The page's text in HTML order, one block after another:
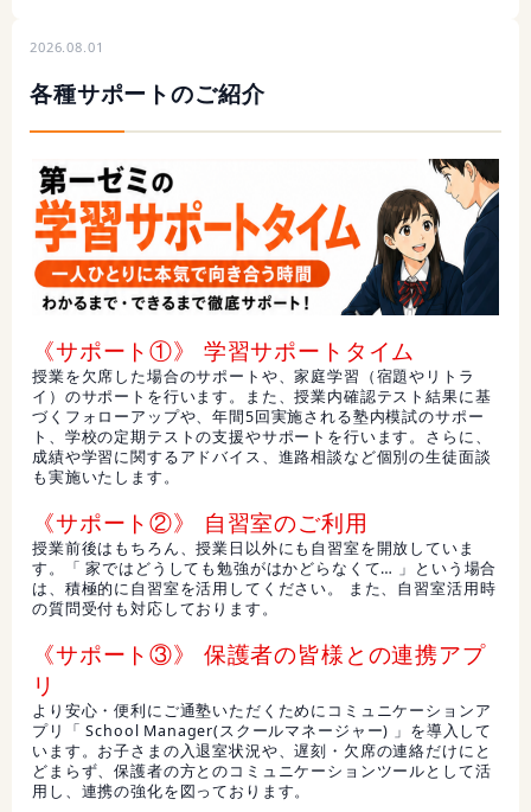
2026.08.01
各種サポートのご紹介
《サポート①》 学習サポートタイム
授業を欠席した場合のサポートや、家庭学習（宿題やリトラ
イ）のサポートを行います。また、授業内確認テスト結果に基
づくフォローアップや、年間5回実施される塾内模試のサポー
ト、学校の定期テストの支援やサポートを行います。さらに、
成績や学習に関するアドバイス、進路相談など個別の生徒面談
も実施いたします。
《サポート②》 自習室のご利用
授業前後はもちろん、授業日以外にも自習室を開放していま
す。「 家ではどうしても勉強がはかどらなくて… 」という場合
は、積極的に自習室を活用してください。 また、自習室活用時
の質問受付も対応しております。
《サポート③》 保護者の皆様との連携アプ
リ
より安心・便利にご通塾いただくためにコミュニケーションア
プリ「 School Manager(スクールマネージャー) 」を導入して
います。お子さまの入退室状況や、遅刻・欠席の連絡だけにと
どまらず、保護者の方とのコミュニケーションツールとして活
用し、連携の強化を図っております。